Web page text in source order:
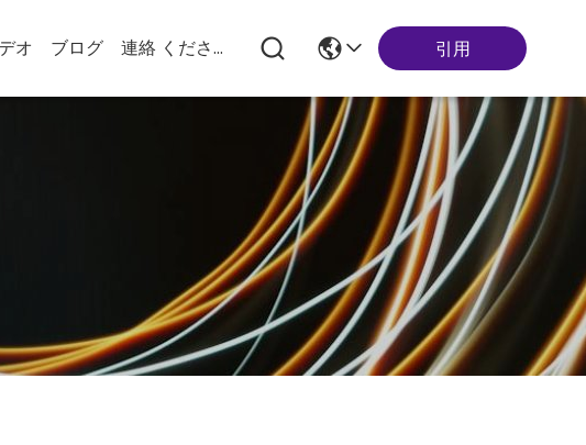
オ ブログ 連絡 ください 引用